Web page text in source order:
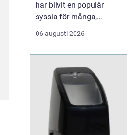
har blivit en populär
syssla för många,
oavsett om det handlar
om att ha en prunkande
balkongträdgård i stan.
En av de mest effektiva
och este...
06 augusti 2026